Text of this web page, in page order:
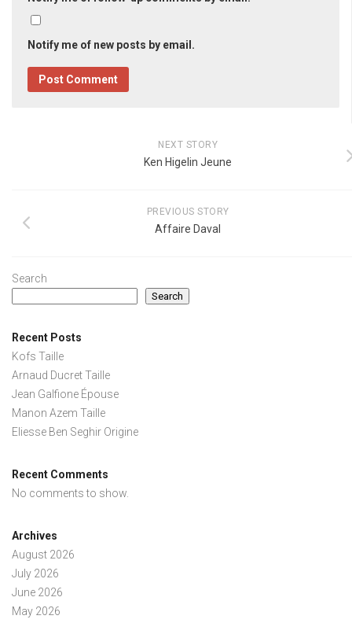
Notify me of new posts by email.
NEXT STORY
Ken Higelin Jeune
PREVIOUS STORY
Affaire Daval
Search
Search
Recent Posts
Kofs Taille
Arnaud Ducret Taille
Jean Galfione Épouse
Manon Azem Taille
Eliesse Ben Seghir Origine
Recent Comments
No comments to show.
Archives
August 2026
July 2026
June 2026
May 2026